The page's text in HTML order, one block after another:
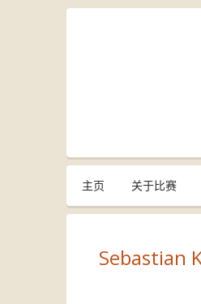
主页 关于比赛
Sebastian